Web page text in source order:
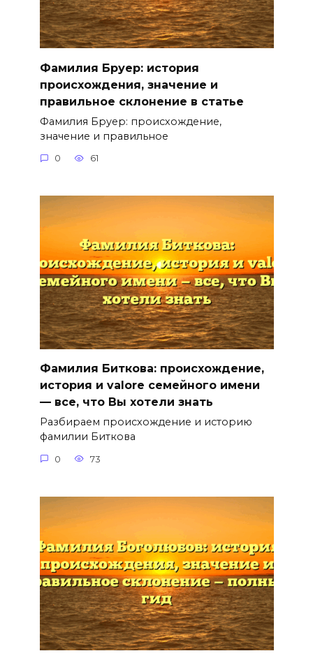
Фамилия Бруер: история
происхождения, значение и
правильное склонение в статье
Фамилия Бруер: происхождение,
значение и правильное
0 61
Фамилия Биткова: происхождение,
история и valore семейного имени
— все, что Вы хотели знать
Разбираем происхождение и историю
фамилии Биткова
0 73